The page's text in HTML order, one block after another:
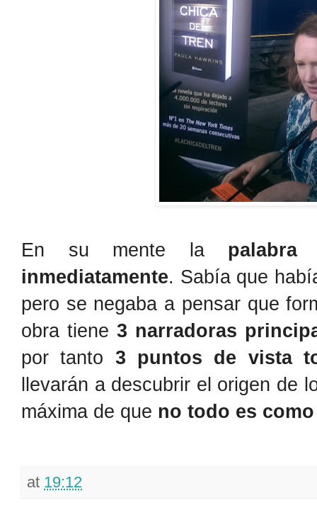
En su mente la
inmediatamente. Sabía que
pero se negaba a pensar que
obra tiene 3 narradoras
por tanto 3 puntos de vista
llevarán a descubrir el origen de
máxima de que no todo es
at 19:12